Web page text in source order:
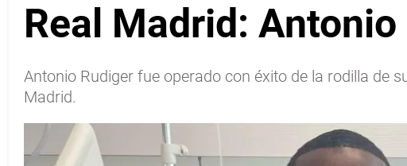
Real Madrid:
Antonio Rudiger fue operado con éxito de la rodilla de
Madrid.